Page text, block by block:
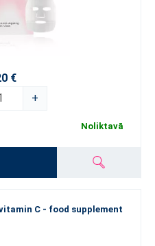
€
+
Noliktavā
C - food supplement